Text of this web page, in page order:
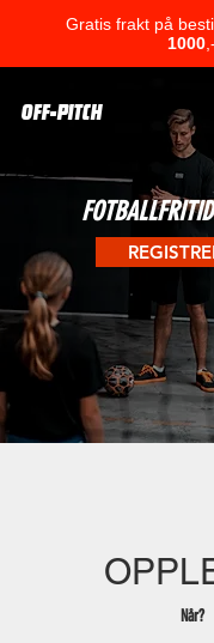
Gratis frakt på
1000,-
OFF-PITCH
Når?